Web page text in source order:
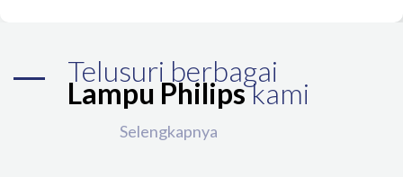
Telusuri berbagai
Lampu Philipskami
Selengkapnya